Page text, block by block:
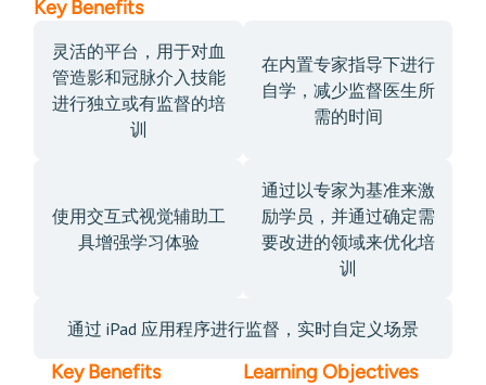
Key Benefits
灵活的平台，用于对血
管造影和冠脉介入技能
进行独立或有监督的培
训
在内置专家指导下进行
自学，减少监督医生所
需的时间
使用交互式视觉辅助工
具增强学习体验
通过以专家为基准来激
励学员，并通过确定需
要改进的领域来优化培
训
通过 iPad 应用程序进行监督，实时自定义场景
Key Benefits Learning Objectives